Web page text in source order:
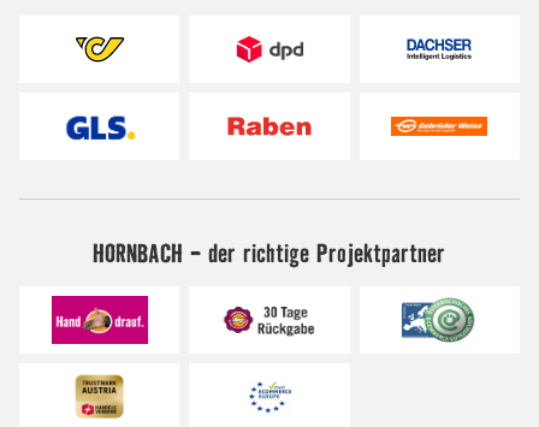
HORNBACH - der richtige Projektpartner